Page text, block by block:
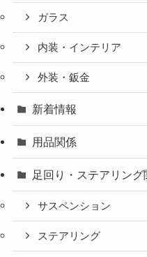
ガラス
内装・インテリア
外装・鈑金
新着情報
用品関係
足回り・ステアリング
サスペンション
ステアリング